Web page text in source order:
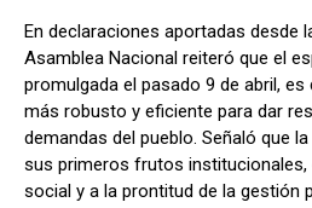
En declaraciones aportadas desde
Asamblea Nacional reiteró que el
promulgada el pasado 9 de abril,
más robusto y eficiente para dar
demandas del pueblo. Señaló que
sus primeros frutos
social y a la prontitud de la gestión